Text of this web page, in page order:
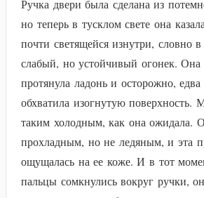
Ручка двери была сделана из
но теперь в тусклом свете она
почти светящейся изнутри, словно в
слабый, но устойчивый огонек. Она
протянула ладонь и осторожно, едва
обхватила изогнутую поверхность.
таким холодным, как она ожидала.
прохладным, но не ледяным, и эта
ощущалась на ее коже. И в тот
пальцы сомкнулись вокруг ручки,